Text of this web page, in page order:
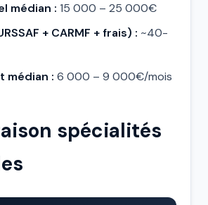
médian : 15 000 – 25 000€
+ CARMF + frais) : ~40-
médian : 6 000 – 9 000€/mois
spécialités